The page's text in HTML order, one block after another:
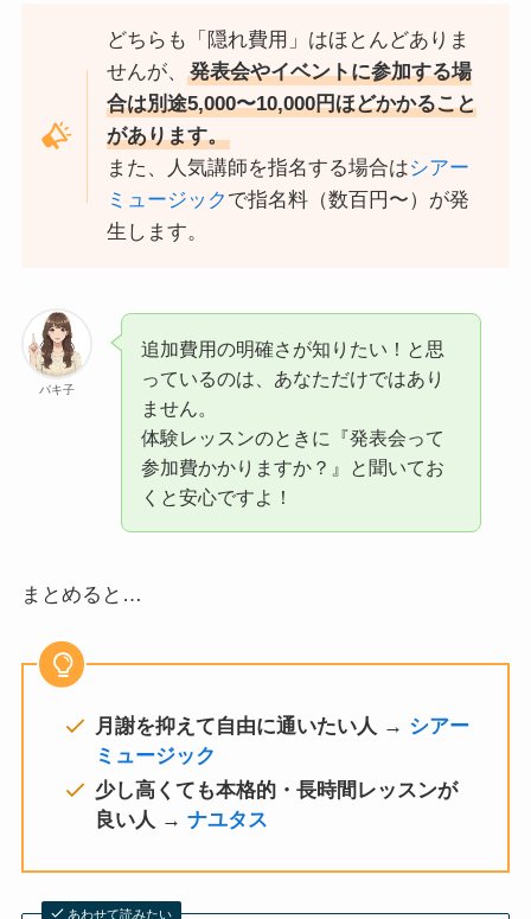
どちらも「隠れ費用」はほとんどありま
せんが、発表会やイベントに参加する場
合は別途5,000〜10,000円ほどかかること
があります。
また、人気講師を指名する場合はシアー
ミュージック で指名料（数百円〜）が発
生します。
パキ子
追加費用の明確さが知りたい！と思
っているのは、あなただけではあり
ません。
体験レッスンのときに『発表会って
参加費かかりますか？』と聞いてお
くと安心ですよ！
まとめると…
月謝を抑えて自由に通いたい人 → シアー
ミュージック
少し高くても本格的・長時間レッスンが
良い人 →ナユタス
あわせて読みたい